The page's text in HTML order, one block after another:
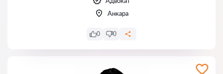
Анкара
0 0